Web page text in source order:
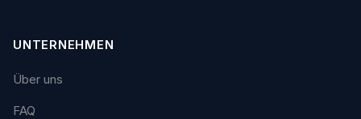
UNTERNEHMEN
Über uns
FAQ